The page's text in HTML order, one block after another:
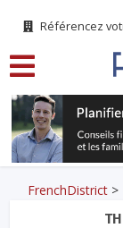
Référencez
FrenchDistrict >